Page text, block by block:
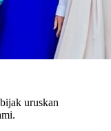
uruskan